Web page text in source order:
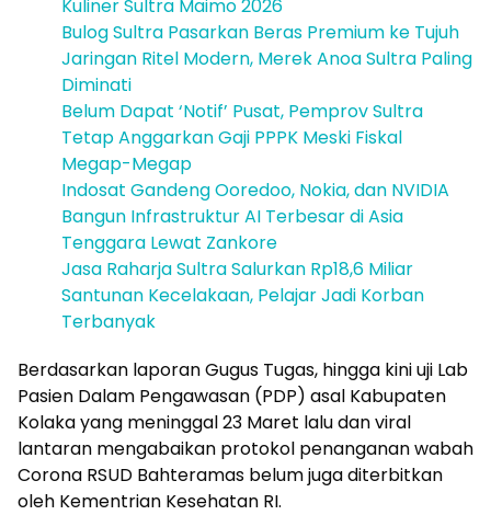
Kuliner Sultra Maimo 2026
Bulog Sultra Pasarkan Beras Premium ke Tujuh
Jaringan Ritel Modern, Merek Anoa Sultra Paling
Diminati
Belum Dapat ‘Notif’ Pusat, Pemprov Sultra
Tetap Anggarkan Gaji PPPK Meski Fiskal
Megap-Megap
Indosat Gandeng Ooredoo, Nokia, dan NVIDIA
Bangun Infrastruktur AI Terbesar di Asia
Tenggara Lewat Zankore
Jasa Raharja Sultra Salurkan Rp18,6 Miliar
Santunan Kecelakaan, Pelajar Jadi Korban
Terbanyak
Berdasarkan laporan Gugus Tugas, hingga kini uji Lab
Pasien Dalam Pengawasan (PDP) asal Kabupaten
Kolaka yang meninggal 23 Maret lalu dan viral
lantaran mengabaikan protokol penanganan wabah
Corona RSUD Bahteramas belum juga diterbitkan
oleh Kementrian Kesehatan RI.